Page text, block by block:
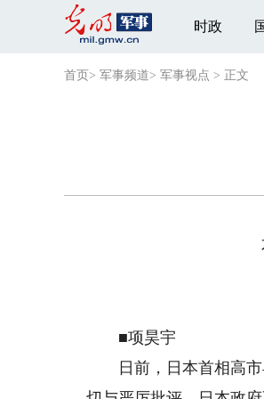
时政
首页 > 军事频道> 军事视点 > 正文
■项昊宇
日前，日本首相高市